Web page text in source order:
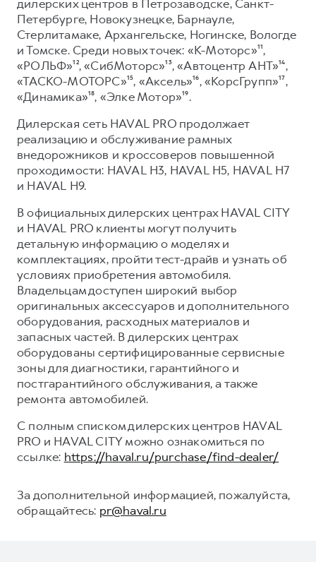
дилерских центров в Петрозаводске, Санкт-
Петербурге, Новокузнецке, Барнауле,
Стерлитамаке, Архангельске, Ногинске, Вологде
и Томске. Среди новых точек: «К-Моторс»¹¹,
«РОЛЬФ»¹², «СибМоторс»¹³, «Автоцентр АНТ»¹⁴,
«ТАСКО-МОТОРС»¹⁵, «Аксель»¹⁶, «КорсГрупп»¹⁷,
«Динамика»¹⁸, «Элке Мотор»¹⁹.
Дилерская сеть HAVAL PRO продолжает
реализацию и обслуживание рамных
внедорожников и кроссоверов повышенной
проходимости: HAVAL H3, HAVAL H5, HAVAL H7
и HAVAL H9.
В официальных дилерских центрах HAVAL CITY
и HAVAL PRO клиенты могут получить
детальную информацию о моделях и
комплектациях, пройти тест-драйв и узнать об
условиях приобретения автомобиля.
Владельцам доступен широкий выбор
оригинальных аксессуаров и дополнительного
оборудования, расходных материалов и
запасных частей. В дилерских центрах
оборудованы сертифицированные сервисные
зоны для диагностики, гарантийного и
постгарантийного обслуживания, а также
ремонта автомобилей.
С полным списком дилерских центров HAVAL
PRO и HAVAL CITY можно ознакомиться по
ссылке: https://haval.ru/purchase/find-dealer/
За дополнительной информацией, пожалуйста,
обращайтесь: pr@haval.ru